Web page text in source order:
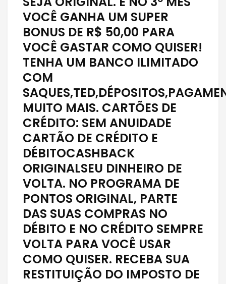
VOCÊ GANHA UM SUPER
BONUS DE R$ 50,00 PARA
VOCÊ GASTAR COMO QUISER!
TENHA UM BANCO ILIMITADO
COM
MUITO MAIS. CARTÕES DE
CRÉDITO: SEM ANUIDADE
CARTÃO DE CRÉDITO E
DÉBITOCASHBACK
ORIGINALSEU DINHEIRO DE
VOLTA. NO PROGRAMA DE
PONTOS ORIGINAL, PARTE
DAS SUAS COMPRAS NO
DÉBITO E NO CRÉDITO SEMPRE
VOLTA PARA VOCÊ USAR
COMO QUISER. RECEBA SUA
RESTITUIÇÃO DO IMPOSTO DE